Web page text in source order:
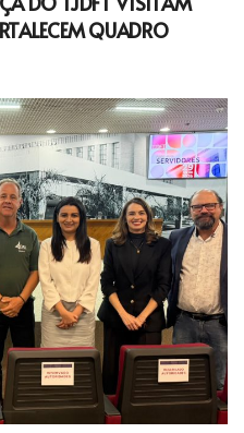
QUADRO